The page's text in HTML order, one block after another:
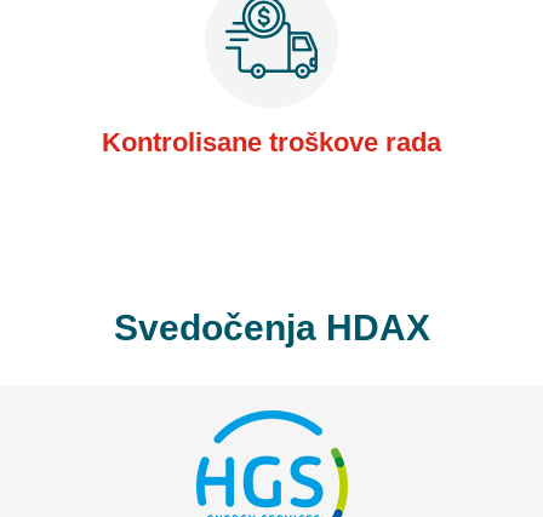
Kontrolisane troškove rada
Svedočenja HDAX